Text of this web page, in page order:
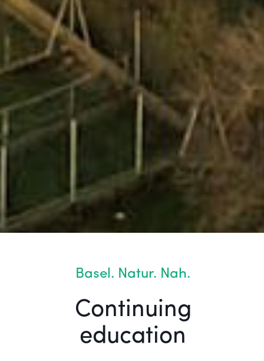
Basel. Natur. Nah.
Continuing
education